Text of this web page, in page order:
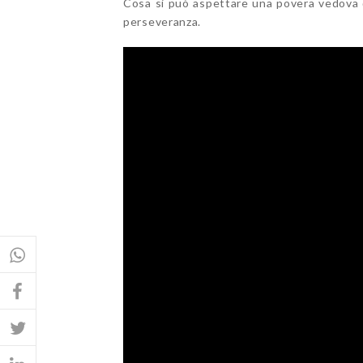
Cosa si può aspettare una povera vedova
perseveranza.